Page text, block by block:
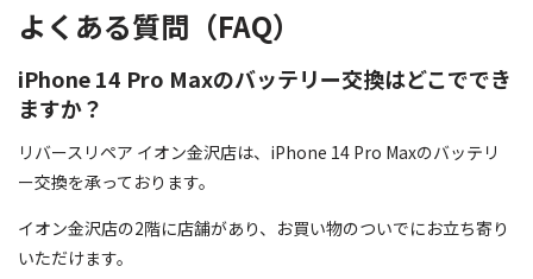
よくある質問（FAQ）
iPhone 14 Pro Maxのバッテリー交換はどこででき
ますか？
リバースリペア イオン金沢店は、iPhone 14 Pro Maxのバッテリ
ー交換を承っております。
イオン金沢店の2階に店舗があり、お買い物のついでにお立ち寄り
いただけます。